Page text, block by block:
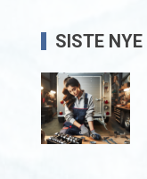
SISTE NYE